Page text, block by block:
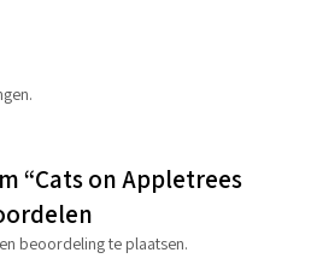
“Cats on Appletrees
beoordeling te plaatsen.